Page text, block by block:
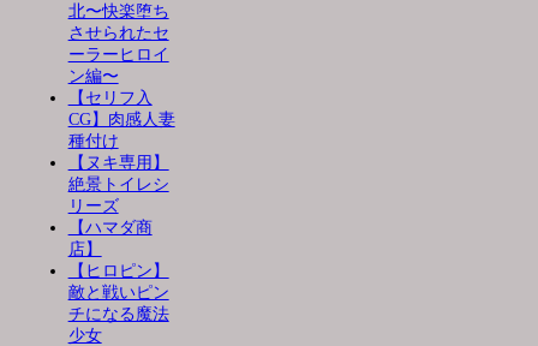
北〜快楽堕ち
させられたセ
ーラーヒロイ
ン編〜
【セリフ入
CG】肉感人妻
種付け
【ヌキ専用】
絶景トイレシ
リーズ
【ハマダ商
店】
【ヒロピン】
敵と戦いピン
チになる魔法
少女